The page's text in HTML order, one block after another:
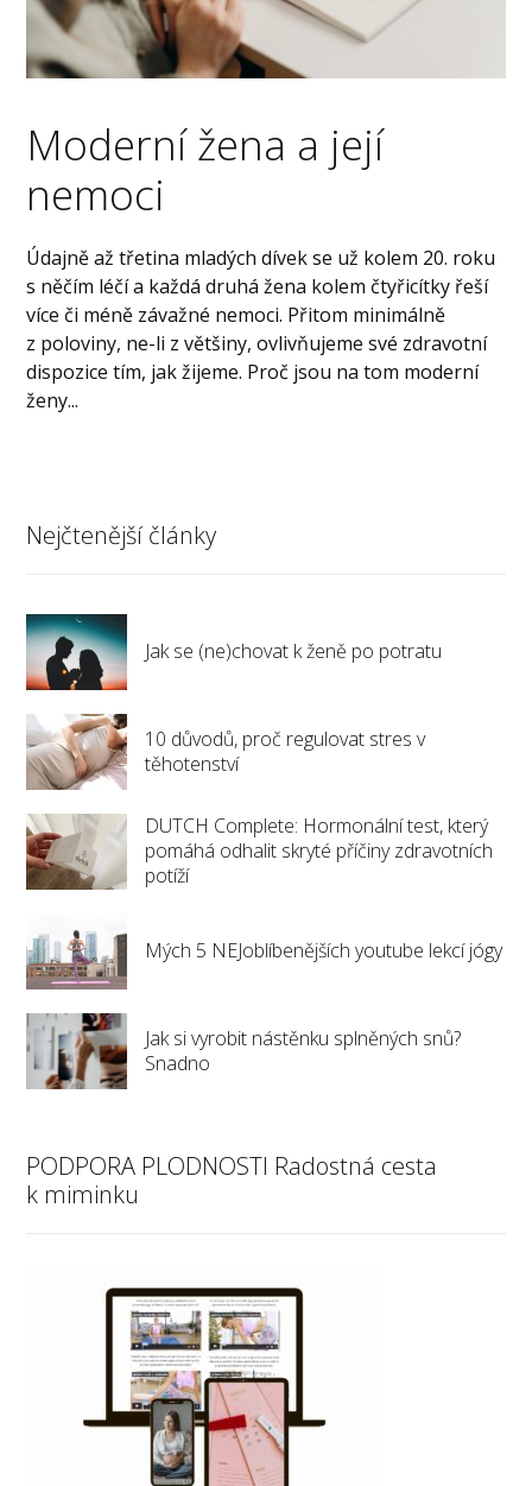
Moderní žena a její
nemoci
Údajně až třetina mladých dívek se už kolem 20. roku
s něčím léčí a každá druhá žena kolem čtyřicítky řeší
více či méně závažné nemoci. Přitom minimálně
z poloviny, ne-li z většiny, ovlivňujeme své zdravotní
dispozice tím, jak žijeme. Proč jsou na tom moderní
ženy...
Nejčtenější články
Jak se (ne)chovat k ženě po potratu
10 důvodů, proč regulovat stres v
těhotenství
DUTCH Complete: Hormonální test, který
pomáhá odhalit skryté příčiny zdravotních
potíží
Mých 5 NEJoblíbenějších youtube lekcí jógy
Jak si vyrobit nástěnku splněných snů?
Snadno
PODPORA PLODNOSTI Radostná cesta
k miminku